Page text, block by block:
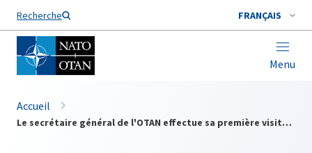
Recherche FRANÇAIS
Menu
Nom de famille*
Accueil
Le secrétaire général de l'OTAN effectue sa première visite bilatérale en Slovénie